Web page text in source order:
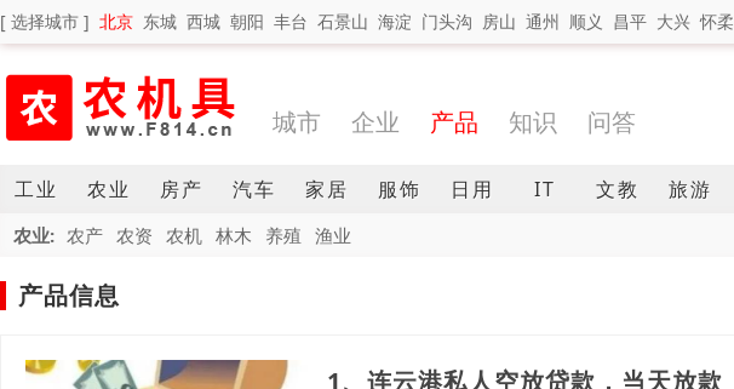
[ 选择城市 ] 北京 东城 西城 朝阳 丰台 石景山 海淀 门头沟 房山 通州 顺义 昌平 大兴 怀柔
城市 企业 产品 知识 问答
工业 农业 房产 汽车 家居 服饰 日用 IT 文教 旅游
农业: 农产 农资 农机 林木 养殖 渔业
产品信息
1、连云港私人空放贷款，当天放款